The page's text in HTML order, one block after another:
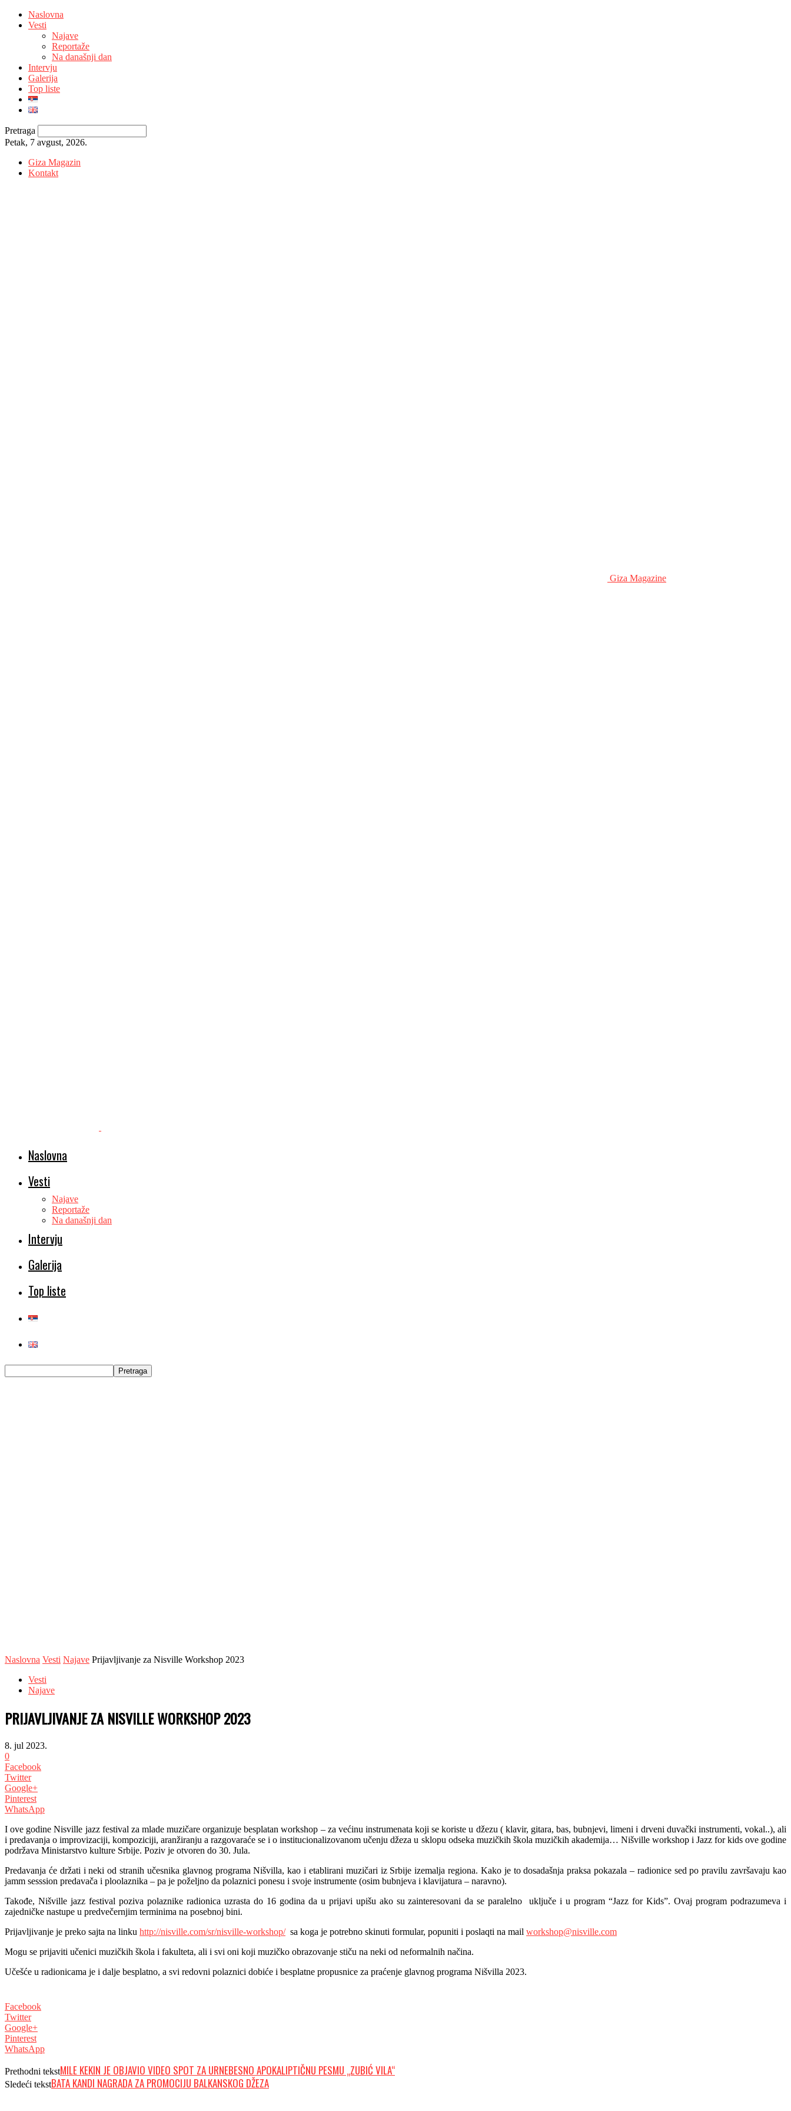
Naslovna
Vesti
Najave
Reportaže
Na današnji dan
Intervju
Galerija
Top liste
Pretraga
Petak, 7 avgust, 2026.
Giza Magazin
Kontakt
Giza Magazine
Naslovna
Vesti
Najave
Reportaže
Na današnji dan
Intervju
Galerija
Top liste
Naslovna Vesti Najave Prijavljivanje za Nisville Workshop 2023
Vesti
Najave
PRIJAVLJIVANJE ZA NISVILLE WORKSHOP 2023
8. jul 2023.
0
Facebook
Twitter
Google+
Pinterest
WhatsApp
I ove godine Nisville jazz festival za mlade muzičare organizuje besplatan workshop – za većinu instrumenata koji se koriste u džezu ( klavir, gitara, bas, bubnjevi, limeni i drveni duvački instrumenti, vokal..), ali
i predavanja o improvizaciji, kompoziciji, aranžiranju a razgovaraće se i o institucionalizovanom učenju džeza u sklopu odseka muzičkih škola muzičkih akademija… Nišville workshop i Jazz for kids ove godine
podržava Ministarstvo kulture Srbije. Poziv je otvoren do 30. Jula.
Predavanja će držati i neki od stranih učesnika glavnog programa Nišvilla, kao i etablirani muzičari iz Srbije izemalja regiona. Kako je to dosadašnja praksa pokazala – radionice sed po pravilu završavaju kao
jamm sesssion predavača i ploolaznika – pa je poželjno da polaznici ponesu i svoje instrumente (osim bubnjeva i klavijatura – naravno).
Takođe, Nišville jazz festival poziva polaznike radionica uzrasta do 16 godina da u prijavi upišu ako su zainteresovani da se paralelno uključe i u program “Jazz for Kids”. Ovaj program podrazumeva i
zajedničke nastupe u predvečernjim terminima na posebnoj bini.
Prijavljivanje je preko sajta na linku http://nisville.com/sr/nisville-workshop/sa koga je potrebno skinuti formular, popuniti i poslaqti na mail workshop@nisville.com
Mogu se prijaviti učenici muzičkih škola i fakulteta, ali i svi oni koji muzičko obrazovanje stiču na neki od neformalnih načina.
Učešće u radionicama je i dalje besplatno, a svi redovni polaznici dobiće i besplatne propusnice za praćenje glavnog programa Nišvilla 2023.
Facebook
Twitter
Google+
Pinterest
WhatsApp
Prethodni tekstMILE KEKIN JE OBJAVIO VIDEO SPOT ZA URNEBESNO APOKALIPTIČNU PESMU „ZUBIĆ VILA“
Sledeći tekstBATA KANDI NAGRADA ZA PROMOCIJU BALKANSKOG DŽEZA